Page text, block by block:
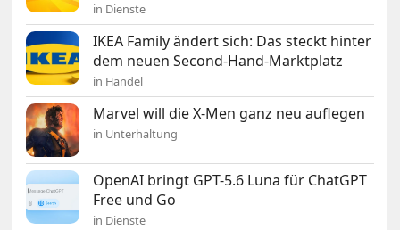
in Dienste
IKEA Family ändert sich: Das steckt hinter
dem neuen Second-Hand-Marktplatz
in Handel
Marvel will die X-Men ganz neu auflegen
in Unterhaltung
OpenAI bringt GPT-5.6 Luna für ChatGPT
Free und Go
in Dienste